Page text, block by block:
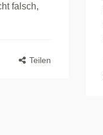
falsch,
Teilen